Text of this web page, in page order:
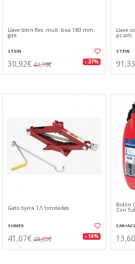
Llave stein flex. mult. boa 180 mm.
gde.
STEIN
30,92€ 42,18€ - 27%
Llave
pc.arti.
STEIN
Gato tijera 1,5 toneladas
SUMEX
41,07€ 48,65€ - 16%
Bidón
Con